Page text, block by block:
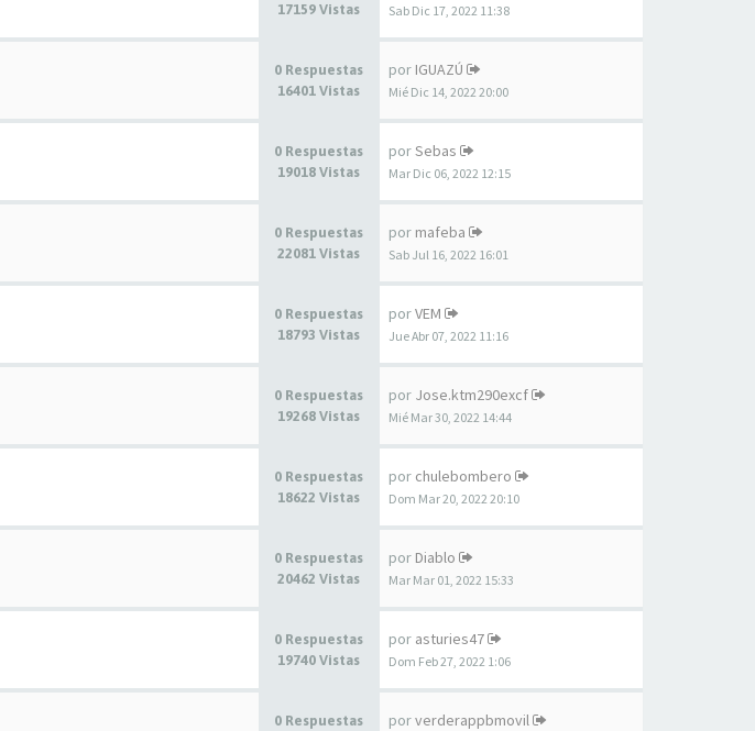
17159 Vistas
Sab Dic 17, 2022 11:38
0 Respuestas
16401 Vistas
por IGUAZÚ
Mié Dic 14, 2022 20:00
0 Respuestas
19018 Vistas
porSebas
Mar Dic 06, 2022 12:15
0 Respuestas
22081 Vistas
por mafeba
Sab Jul 16, 2022 16:01
0 Respuestas
18793 Vistas
porVEM
Jue Abr 07, 2022 11:16
0 Respuestas
19268 Vistas
por Jose.ktm290excf
Mié Mar 30, 2022 14:44
0 Respuestas
18622 Vistas
por chulebombero
Dom Mar 20, 2022 20:10
0 Respuestas
20462 Vistas
por Diablo
Mar Mar 01, 2022 15:33
0 Respuestas
19740 Vistas
por asturies47
Dom Feb 27, 2022 1:06
0 Respuestas
porverderappbmovil